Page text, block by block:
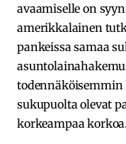
avaamiselle on
amerikkalainen
pankeissa samaa
todennäköisemmin
sukupuolta olevat
korkeampaa korkoa.